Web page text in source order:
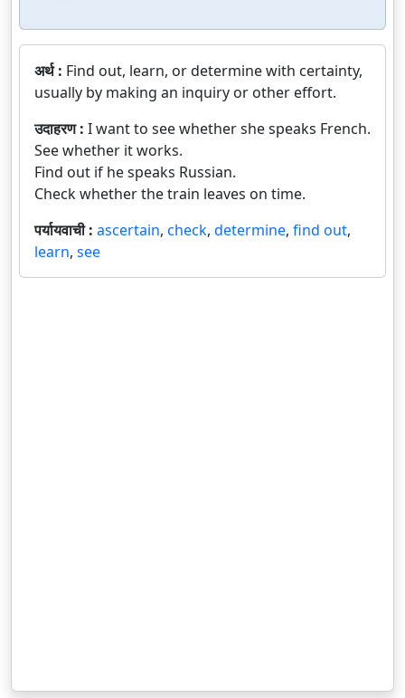
अर्थ : Find out, learn, or determine with certainty,
usually by making an inquiry or other effort.
उदाहरण : I want to see whether she speaks French.
See whether it works.
Find out if he speaks Russian.
Check whether the train leaves on time.
पर्यायवाची : ascertain, check, determine, find out,
learn, see